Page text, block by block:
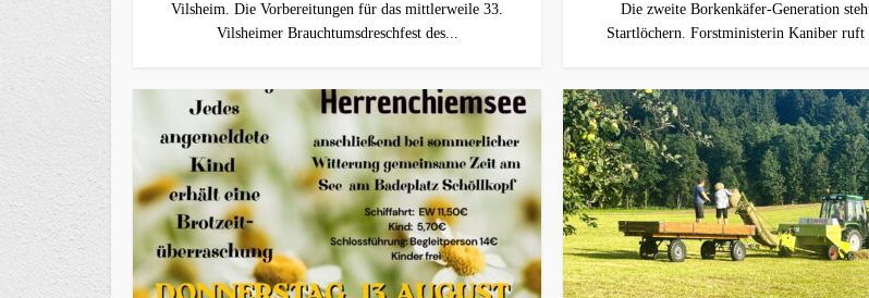
Vilsheim. Die Vorbereitungen für das mittlerweile 33.
Vilsheimer Brauchtumsdreschfest des...
Die zweite Borkenkäfer-Generation
Startlöchern. Forstministerin Kaniber ruft